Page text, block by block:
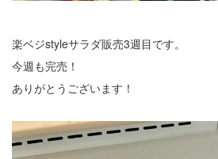
楽ベジstyleサラダ販売3週目です。
今週も完売！
ありがとうございます！